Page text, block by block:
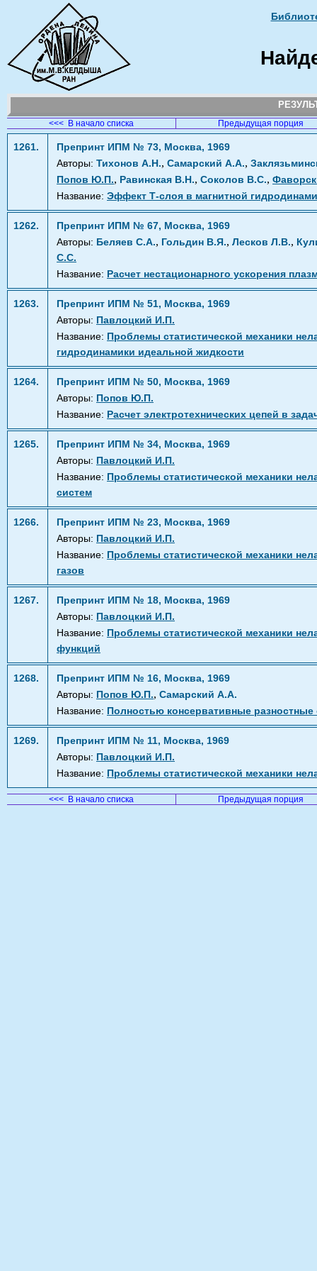
<<< В начало списка Предыдущая порция
1261.
Препринт ИПМ № 73, Москва, 1969
Авторы: Тихонов А.Н., Самарский А.А.,
Попов Ю.П., Равинская В.Н., Соколов В.С.,
Название: Эффект Т-слоя в магнитной
1262.
Препринт ИПМ № 67, Москва, 1969
Авторы: Беляев С.А., Гольдин В.Я., Лесков Л.В.,
С.С.
Название: Расчет нестационарного ускорения
1263.
Препринт ИПМ № 51, Москва, 1969
Авторы: Павлоцкий И.П.
Название: Проблемы статистической механики
гидродинамики идеальной жидкости
1264.
Препринт ИПМ № 50, Москва, 1969
Авторы: Попов Ю.П.
Название: Расчет электротехнических цепей в
1265.
Препринт ИПМ № 34, Москва, 1969
Авторы: Павлоцкий И.П.
Название: Проблемы статистической механики
систем
1266.
Препринт ИПМ № 23, Москва, 1969
Авторы: Павлоцкий И.П.
Название: Проблемы статистической механики
газов
1267.
Препринт ИПМ № 18, Москва, 1969
Авторы: Павлоцкий И.П.
Название: Проблемы статистической механики
функций
1268.
Препринт ИПМ № 16, Москва, 1969
Авторы: Попов Ю.П., Самарский А.А.
Название: Полностью консервативные
1269.
Препринт ИПМ № 11, Москва, 1969
Авторы: Павлоцкий И.П.
Название: Проблемы статистической механики
<<< В начало списка Предыдущая порция